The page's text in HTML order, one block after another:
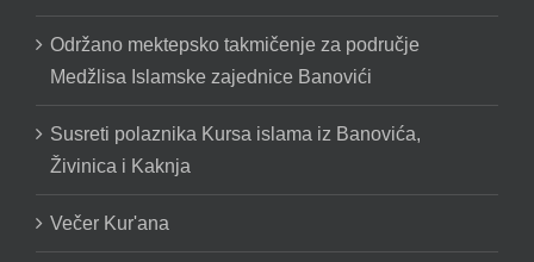
Održano mektepsko takmičenje za područje
Medžlisa Islamske zajednice Banovići
Susreti polaznika Kursa islama iz Banovića,
Živinica i Kaknja
Večer Kur'ana